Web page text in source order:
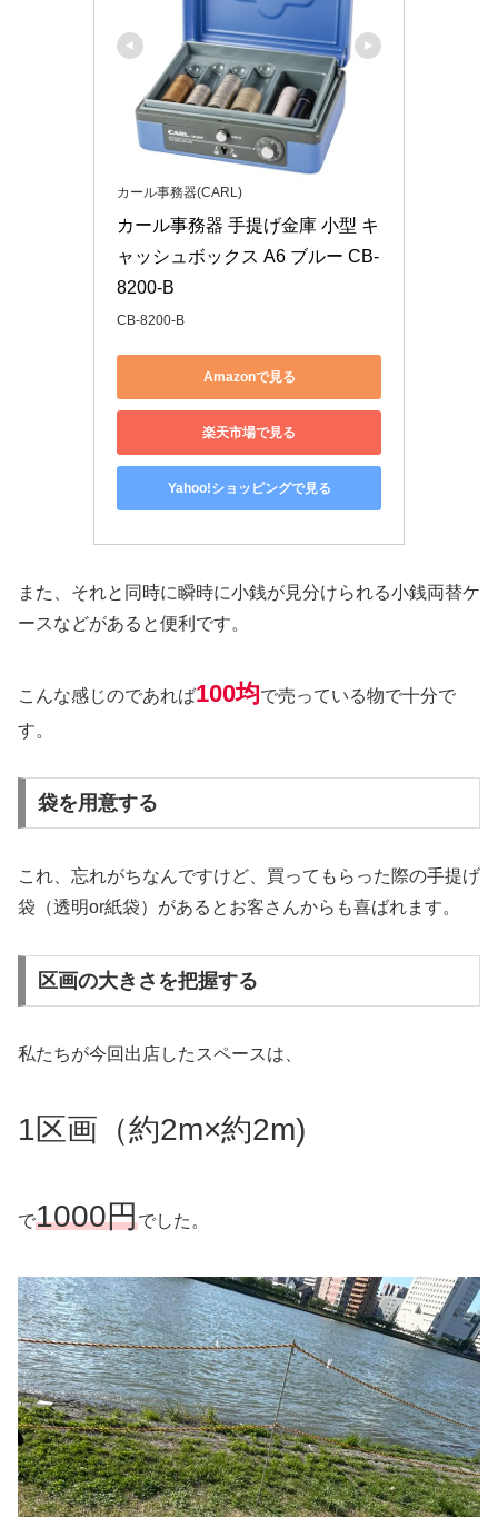
カール事務器(CARL)
カール事務器 手提げ金庫 小型 キ
ャッシュボックス A6 ブルー CB-
8200-B
CB-8200-B
Amazonで見る
楽天市場で見る
Yahoo!ショッピングで見る
また、それと同時に瞬時に小銭が見分けられる小銭両替ケ
ースなどがあると便利です。
こんな感じのであれば100均で売っている物で十分で
す。
袋を用意する
これ、忘れがちなんですけど、買ってもらった際の手提げ
袋（透明or紙袋）があるとお客さんからも喜ばれます。
区画の大きさを把握する
私たちが今回出店したスペースは、
1区画（約2m×約2m)
で1000円でした。